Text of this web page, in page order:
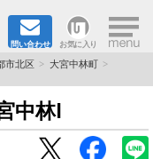
問い合わせ お気に入り ×
市北区
大宮中林町
中林Ⅰ